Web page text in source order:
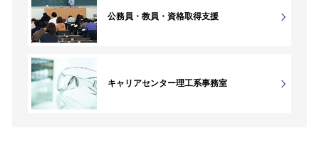
公務員・教員・資格取得支援
キャリアセンター理工系事務室